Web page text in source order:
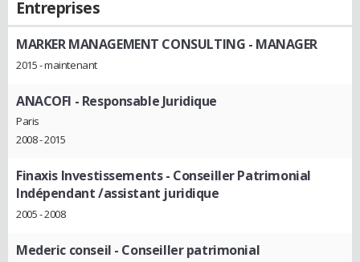
Entreprises
MARKER MANAGEMENT CONSULTING - MANAGER
2015 - maintenant
ANACOFI - Responsable Juridique
Paris
2008 - 2015
Finaxis Investissements- Conseiller Patrimonial
Indépendant /assistant juridique
2005 - 2008
Mederic conseil - Conseiller patrimonial